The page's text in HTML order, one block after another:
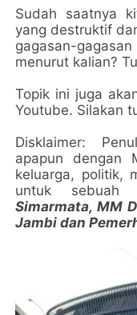
Sudah saatnya
yang destruktif
gagasan-
menurut kalian?
Topik ini juga
Youtube. Silakan
Disklaimer:
apapun dengan
keluarga, politik,
untuk sebuah
Simarmata, MM
Jambi dan